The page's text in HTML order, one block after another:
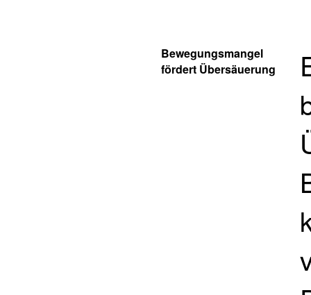
Bewegungsmangel
fördert Übersäuerung